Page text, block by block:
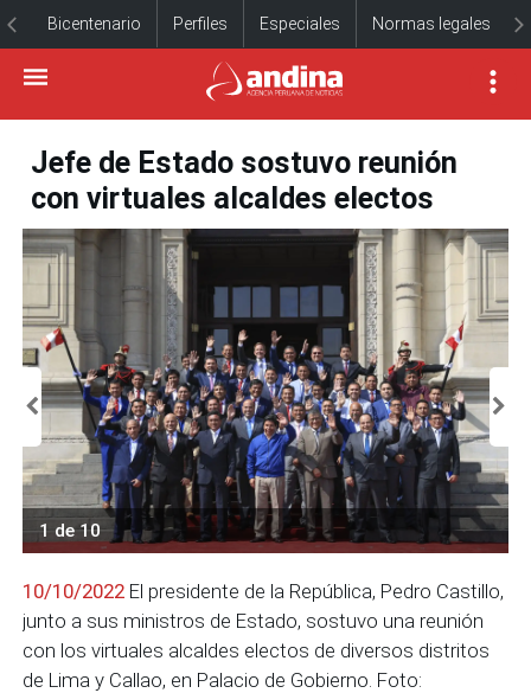
Bicentenario Perfiles Especiales Normas legales
Jefe de Estado sostuvo reunión
con virtuales alcaldes electos
1 de 10
10/10/2022 El presidente de la República, Pedro Castillo,
junto a sus ministros de Estado, sostuvo una reunión
con los virtuales alcaldes electos de diversos distritos
de Lima y Callao, en Palacio de Gobierno. Foto: